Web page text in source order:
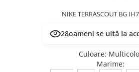
NIKE TERRASCOUT BG
26oameni se uită la
Culoare:
Marime: